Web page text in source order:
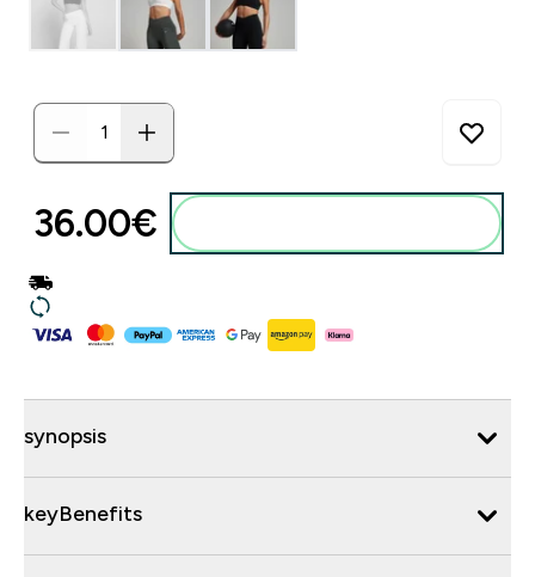
36.00€‎
synopsis
keyBenefits